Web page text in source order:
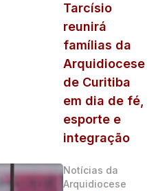
Tarcísio
reunirá
famílias da
Arquidiocese
de Curitiba
em dia de fé,
esporte e
integração
Notícias da
Arquidiocese